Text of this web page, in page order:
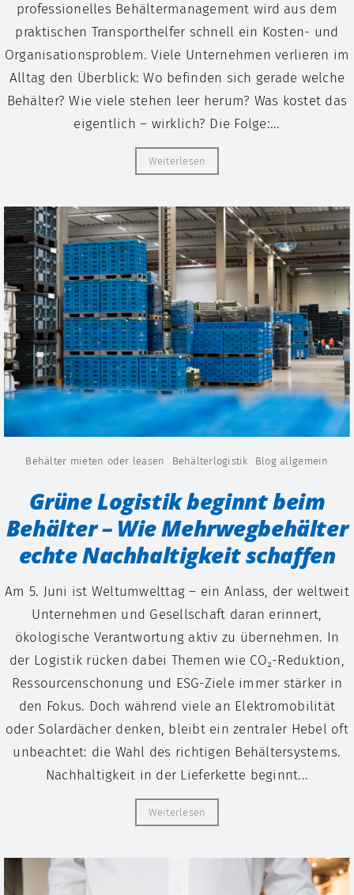
professionelles Behältermanagement wird aus dem
praktischen Transporthelfer schnell ein Kosten- und
Organisationsproblem. Viele Unternehmen verlieren im
Alltag den Überblick: Wo befinden sich gerade welche
Behälter? Wie viele stehen leer herum? Was kostet das
eigentlich – wirklich? Die Folge:...
Weiterlesen
Behälter mieten oder leasen Behälterlogistik Blog allgemein
Grüne Logistik beginnt beim
Behälter – Wie Mehrwegbehälter
echte Nachhaltigkeit schaffen
Am 5. Juni ist Weltumwelttag – ein Anlass, der weltweit
Unternehmen und Gesellschaft daran erinnert,
ökologische Verantwortung aktiv zu übernehmen. In
der Logistik rücken dabei Themen wie CO₂-Reduktion,
Ressourcenschonung und ESG-Ziele immer stärker in
den Fokus. Doch während viele an Elektromobilität
oder Solardächer denken, bleibt ein zentraler Hebel oft
unbeachtet: die Wahl des richtigen Behältersystems.
Nachhaltigkeit in der Lieferkette beginnt...
Weiterlesen